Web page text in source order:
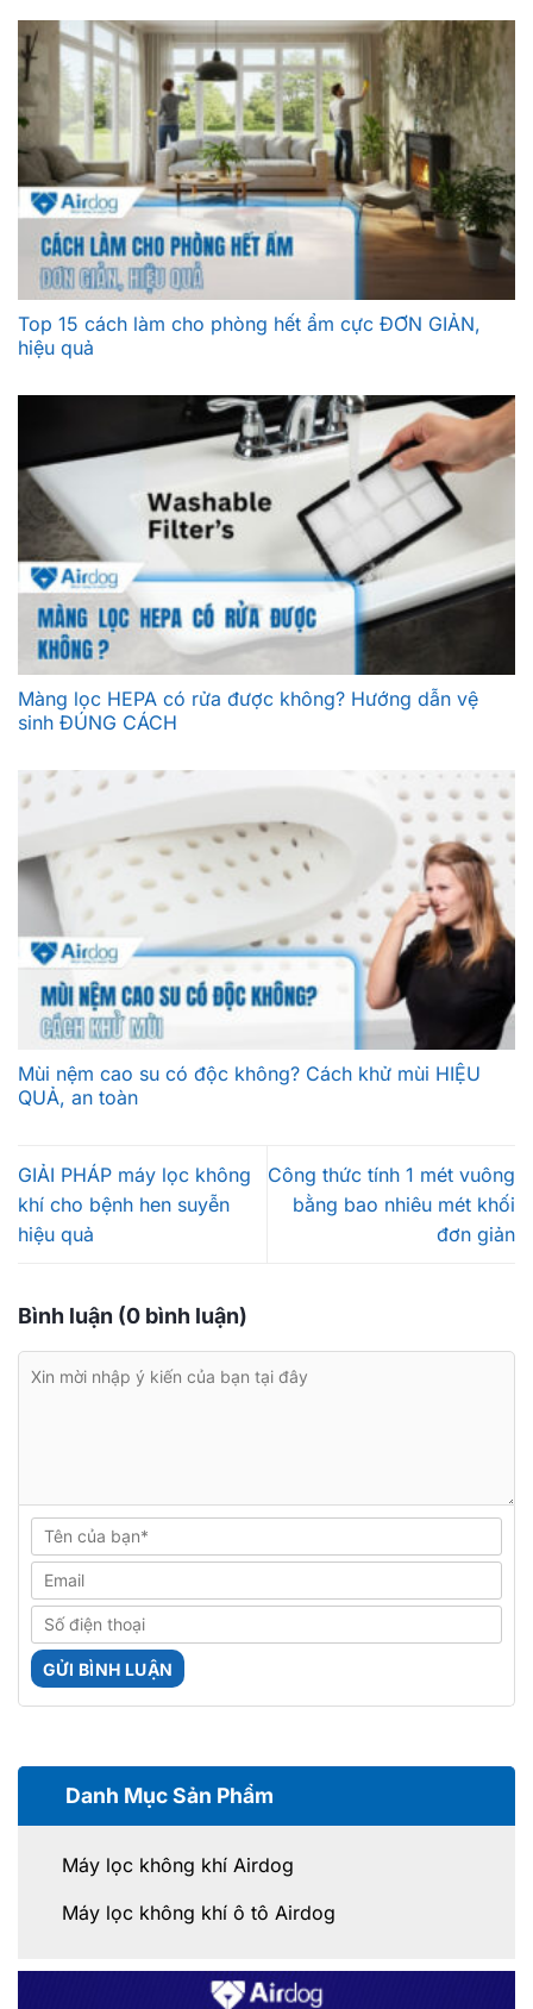
Top 15 cách làm cho phòng hết ẩm cực ĐƠN GIẢN,
hiệu quả
Màng lọc HEPA có rửa được không? Hướng dẫn vệ
sinh ĐÚNG CÁCH
Mùi nệm cao su có độc không? Cách khử mùi HIỆU
QUẢ, an toàn
GIẢI PHÁP máy lọc không
khí cho bệnh hen suyễn
hiệu quả
Công thức tính 1 mét vuông
bằng bao nhiêu mét khối
đơn giản
Bình luận (0 bình luận)
Danh Mục Sản Phẩm
Máy lọc không khí Airdog
Máy lọc không khí ô tô Airdog